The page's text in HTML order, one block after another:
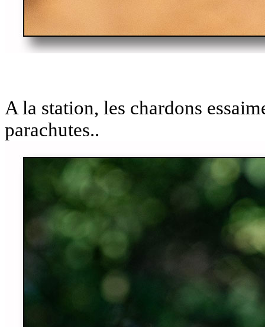
A la station, les chardons
parachutes..